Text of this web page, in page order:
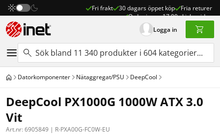
Fri frakt 30 dagars öppet köp
Fria returer
Order innan 17:00 skickas idag
Logga in
Dator­komponenter Nätaggregat/PSU DeepCool
DeepCool PX1000G 1000W ATX 3.0
Vit
Art.nr: 6905849 | R-PXA00G-FC0W-EU